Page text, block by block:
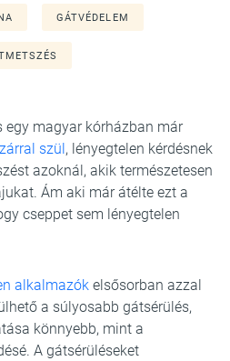
GÁTVÉDELEM
egy magyar kórházban már
szül, lényegtelen kérdésnek
azoknál, akik természetesen
Ám aki már átélte ezt a
cseppet sem lényegtelen
alkalmazók elsősorban azzal
a súlyosabb gátsérülés,
könnyebb, mint a
A gátsérüléseket